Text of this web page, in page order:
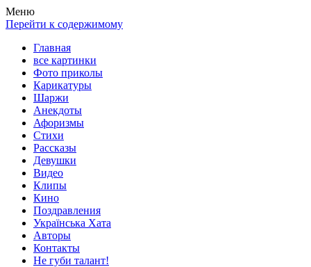
Весела хата — прикольные картинки, смешные истории,
клипы!
Покажем всем ваши фото приколы, карикатуры, шаржи, стихи,
рассказы, видео и песни!
Меню
Перейти к содержимому
Главная
все картинки
Фото приколы
Карикатуры
Шаржи
Анекдоты
Афоризмы
Стихи
Рассказы
Девушки
Видео
Клипы
Кино
Поздравления
Українська Хата
Авторы
Контакты
Не губи талант!